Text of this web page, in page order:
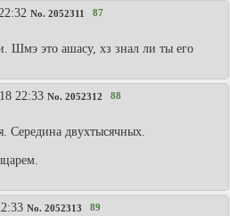
No. 2052311 87
Шмэ это ашасу, хз знал ли ты его
22:33 No. 2052312 88
Середина двухтысячных.
No. 2052313 89